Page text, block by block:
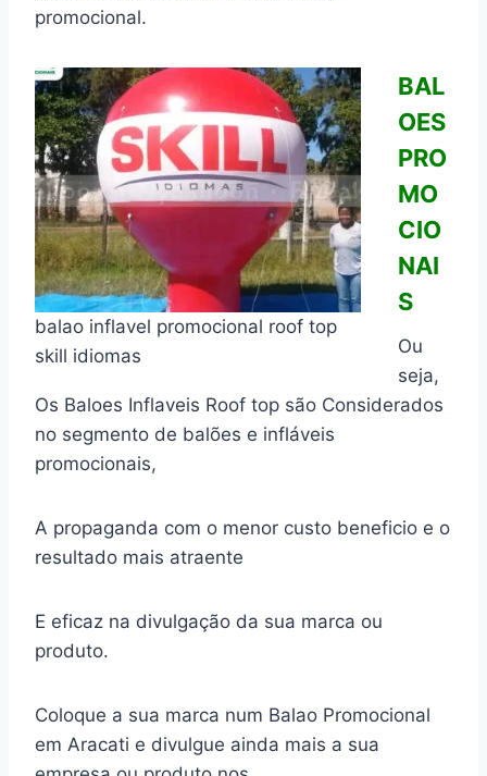
promocional.
balao inflavel promocional roof top
skill idiomas
BAL
OES
PRO
MO
CIO
NAI
S
Ou
seja,
Os Baloes Inflaveis Roof top são Considerados
no segmento de balões e infláveis
promocionais,
A propaganda com o menor custo beneficio e o
resultado mais atraente
E eficaz na divulgação da sua marca ou
produto.
Coloque a sua marca num Balao Promocional
em Aracati e divulgue ainda mais a sua